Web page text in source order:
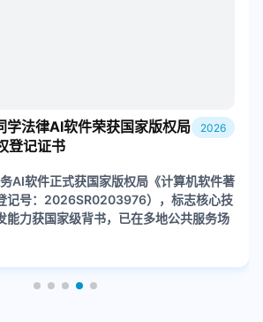
学法律AI软件荣获国家版权局
登记证书
2026
AI软件正式获国家版权局《计算机软件著
记号：2026SR0203976），标志核心技
能力获国家级背书，已在多地公共服务场